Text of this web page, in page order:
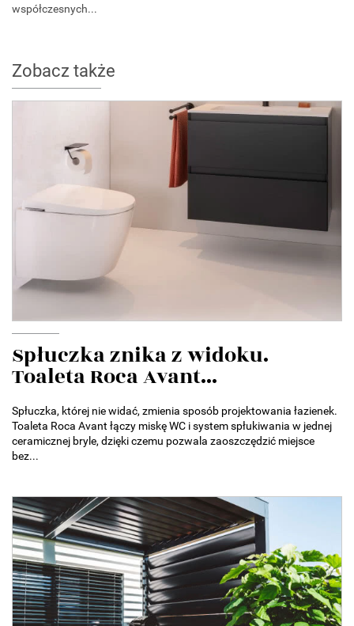
współczesnych...
Zobacz także
Spłuczka znika z widoku.
Toaleta Roca Avant...
Spłuczka, której nie widać, zmienia sposób projektowania łazienek.
Toaleta Roca Avant łączy miskę WC i system spłukiwania w jednej
ceramicznej bryle, dzięki czemu pozwala zaoszczędzić miejsce
bez...